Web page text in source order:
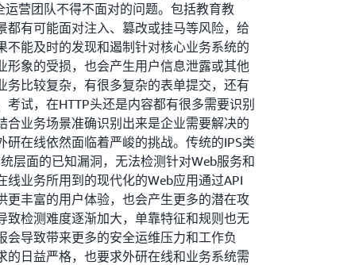
营团队不得不面对的问题。包括教育教
都有可能面对注入、篡改或挂马等风险，给
不能及时的发现和遏制针对核心业务系统的
形象的受损，也会产生用户信息泄露或其他
务比较复杂，有很多复杂的表单提交，还有
试，在HTTP头还是内容都有很多需要识别
合业务场景准确识别出来是企业需要解决的
研在线依然面临着严峻的挑战。传统的IPS类
层面的已知漏洞，无法检测针对Web服务和
线业务所用到的现代化的Web应用通过API
更丰富的用户体验，也会产生更多的潜在攻
致检测难度逐渐加大，单靠特征和规则也无
会导致带来更多的安全运维压力和工作负
的日益严格，也要求外研在线和业务系统需